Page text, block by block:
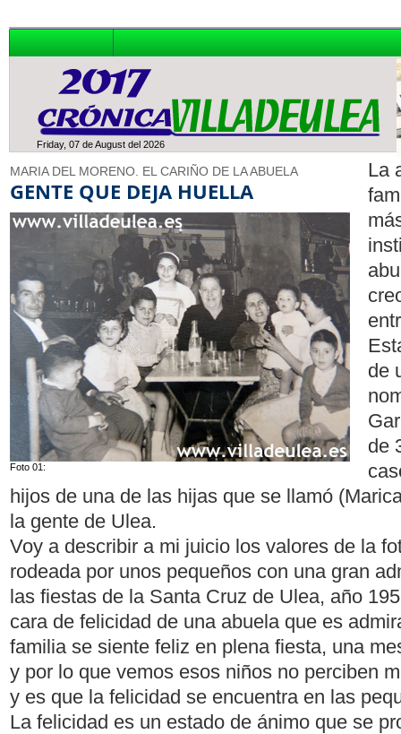
Friday, 07 de August del 2026
MARIA DEL MORENO. EL CARIÑO DE LA ABUELA
GENTE QUE DEJA HUELLA
Foto 01:
La
de
de
hijos de una de las hijas que se llamó
la gente de Ulea.
Voy a describir a mi juicio los valores de la
rodeada por unos pequeños con una gran
las fiestas de la Santa Cruz de Ulea, año
cara de felicidad de una abuela que es
familia se siente feliz en plena fiesta, una
y por lo que vemos esos niños no perciben
y es que la felicidad se encuentra en las
La felicidad es un estado de ánimo que se